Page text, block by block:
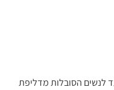
לנשים הסובלות מדליפת